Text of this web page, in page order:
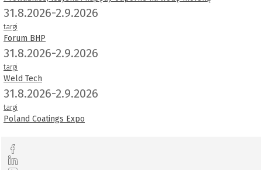
31.8.2026-2.9.2026
targi
Forum BHP
31.8.2026-2.9.2026
targi
Weld Tech
31.8.2026-2.9.2026
targi
Poland Coatings Expo